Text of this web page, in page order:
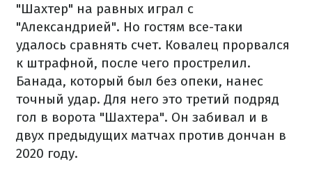
"Шахтер" на равных играл с
"Александрией". Но гостям все-таки
удалось сравнять счет. Ковалец прорвался
к штрафной, после чего прострелил.
Банада, который был без опеки, нанес
точный удар. Для него это третий подряд
гол в ворота "Шахтера". Он забивал и в
двух предыдущих матчах против дончан в
2020 году.